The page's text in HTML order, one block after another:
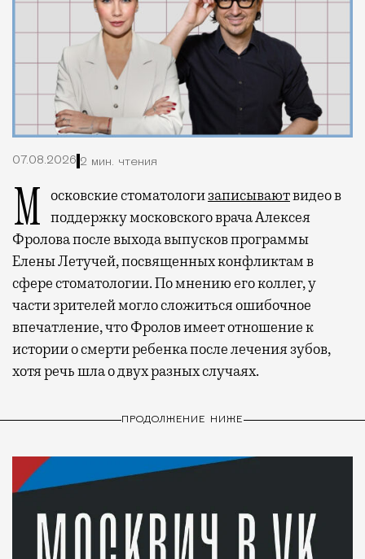
07.08.2026 2 мин. чтения
Московские стоматологизаписываютвидео в
поддержку московского врача Алексея
Фролова после выхода выпусков программы
Елены Летучей, посвященных конфликтам в
сфере стоматологии. По мнению его коллег, у
части зрителей могло сложиться ошибочное
впечатление, что Фролов имеет отношение к
истории о смерти ребенка после лечения зубов,
хотя речь шла о двух разных случаях.
ПРОДОЛЖЕНИЕ НИЖЕ